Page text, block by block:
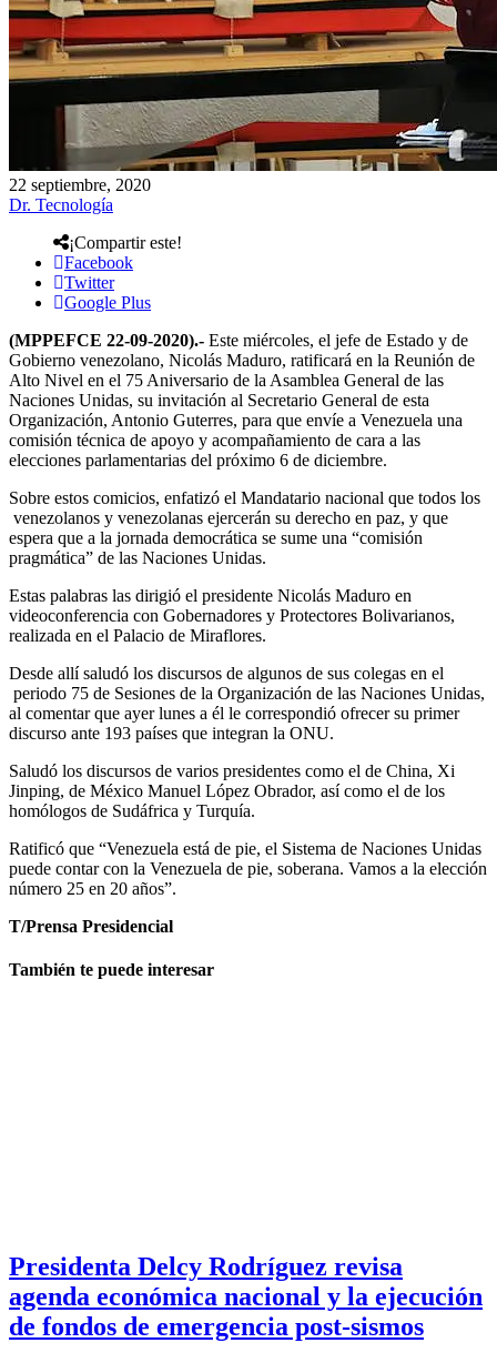
22 septiembre, 2020
Dr. Tecnología
¡Compartir este!
Facebook
Twitter
Google Plus
(MPPEFCE 22-09-2020).- Este miércoles, el jefe de Estado y de
Gobierno venezolano, Nicolás Maduro, ratificará en la Reunión de
Alto Nivel en el 75 Aniversario de la Asamblea General de las
Naciones Unidas, su invitación al Secretario General de esta
Organización, Antonio Guterres, para que envíe a Venezuela una
comisión técnica de apoyo y acompañamiento de cara a las
elecciones parlamentarias del próximo 6 de diciembre.
Sobre estos comicios, enfatizó el Mandatario nacional que todos los
venezolanos y venezolanas ejercerán su derecho en paz, y que
espera que a la jornada democrática se sume una “comisión
pragmática” de las Naciones Unidas.
Estas palabras las dirigió el presidente Nicolás Maduro en
videoconferencia con Gobernadores y Protectores Bolivarianos,
realizada en el Palacio de Miraflores.
Desde allí saludó los discursos de algunos de sus colegas en el
periodo 75 de Sesiones de la Organización de las Naciones Unidas,
al comentar que ayer lunes a él le correspondió ofrecer su primer
discurso ante 193 países que integran la ONU.
Saludó los discursos de varios presidentes como el de China, Xi
Jinping, de México Manuel López Obrador, así como el de los
homólogos de Sudáfrica y Turquía.
Ratificó que “Venezuela está de pie, el Sistema de Naciones Unidas
puede contar con la Venezuela de pie, soberana. Vamos a la elección
número 25 en 20 años”.
T/Prensa Presidencial
También te puede interesar
Presidenta Delcy Rodríguez revisa
agenda económica nacional y la ejecución
de fondos de emergencia post-sismos